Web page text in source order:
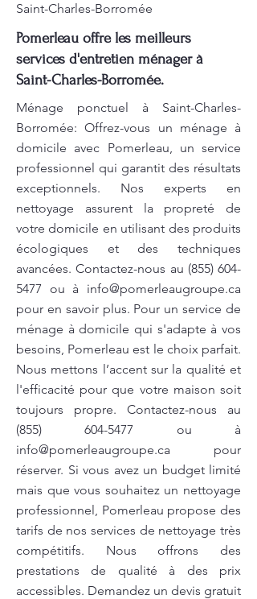
Saint-Charles-Borromée
Pomerleau offre les meilleurs
services d'entretien ménager à
Saint-Charles-Borromée.
Ménage ponctuel à Saint-Charles-
Borromée: Offrez-vous un ménage à
domicile avec Pomerleau, un service
professionnel qui garantit des résultats
exceptionnels. Nos experts en
nettoyage assurent la propreté de
votre domicile en utilisant des produits
écologiques et des techniques
avancées. Contactez-nous au (855) 604-
5477 ou à info@pomerleaugroupe.ca
pour en savoir plus. Pour un service de
ménage à domicile qui s'adapte à vos
besoins, Pomerleau est le choix parfait.
Nous mettons l’accent sur la qualité et
l'efficacité pour que votre maison soit
toujours propre. Contactez-nous au
(855) 604-5477 ou à
info@pomerleaugroupe.ca pour
réserver. Si vous avez un budget limité
mais que vous souhaitez un nettoyage
professionnel, Pomerleau propose des
tarifs de nos services de nettoyage très
compétitifs. Nous offrons des
prestations de qualité à des prix
accessibles. Demandez un devis gratuit